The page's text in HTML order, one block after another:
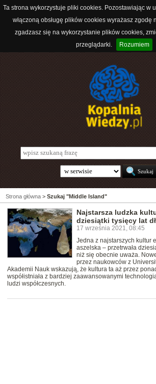
Ta strona wykorzystuje pliki cookies. Pozostawiając w
włączoną obsługę plików cookies wyrażasz zgodę
zgadzasz się na wykorzystanie plików cookies,
przeglądarki.
Rozumiem
Strona główna > Szukaj "Middle Island"
Najstarsza ludzka
dziesiątki tysięcy lat
17 września 2021, 08:45
Jedna z najstarszych kultur
aszelska – przetrwała
niż się obecnie uważa.
przez naukowców z
Akademii Nauk wskazują, że kultura ta aż przez
współistniała z bardziej zaawansowanymi
ludzi współczesnych.